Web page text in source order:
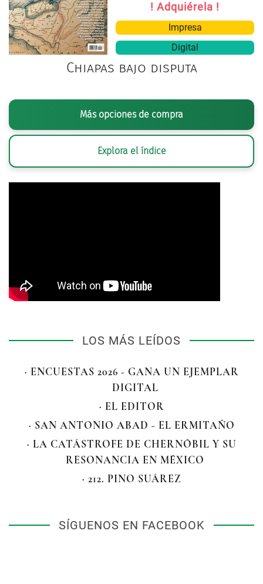
! Adquiérela !
Impresa
Digital
Chiapas bajo disputa
Más opciones de compra
Explora el índice
LOS MÁS LEÍDOS
· ENCUESTAS 2026 - GANA UN EJEMPLAR
DIGITAL
· EL EDITOR
· SAN ANTONIO ABAD - EL ERMITAÑO
· LA CATÁSTROFE DE CHERNÓBIL Y SU
RESONANCIA EN MÉXICO
· 212. PINO SUÁREZ
SÍGUENOS EN FACEBOOK